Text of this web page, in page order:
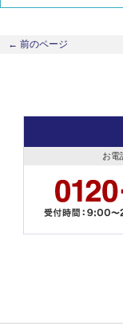
← 前のページ
お電